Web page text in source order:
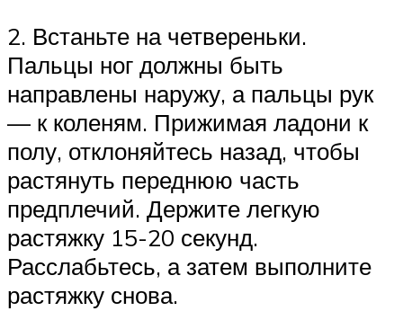
2. Встаньте на четвереньки.
Пальцы ног должны быть
направлены наружу, а пальцы рук
— к коленям. Прижимая ладони к
полу, отклоняйтесь назад, чтобы
растянуть переднюю часть
предплечий. Держите легкую
растяжку 15-20 секунд.
Расслабьтесь, а затем выполните
растяжку снова.